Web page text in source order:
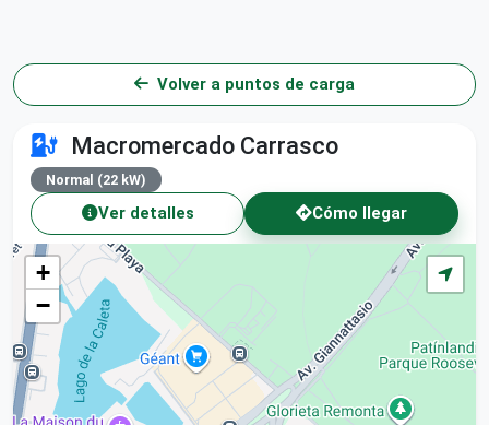
Volver a puntos de carga
Macromercado Carrasco
Normal (22 kW)
Ver detalles Cómo llegar
+
−